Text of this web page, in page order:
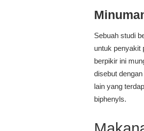
Sebuah studi
untuk penyakit
berpikir ini
disebut
lain yang
biphenyls.